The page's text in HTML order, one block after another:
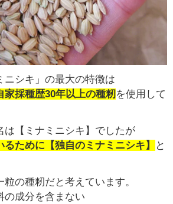
ニシキ」の最大の特徴は
家採種歴30年以上の種籾 を使用して
は【ミナミニシキ】でしたが
ために【独自のミナミニシキ】
と
の種籾だと考えています。
の成分を含まない